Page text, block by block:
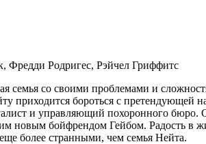
Родригес, Рэйчел Гриффитс
со своими проблемами и
приходится бороться с претендующей
и управляющий похоронного бюро.
новым бойфрендом Гейбом. Радость
более странными, чем семья Нейта.